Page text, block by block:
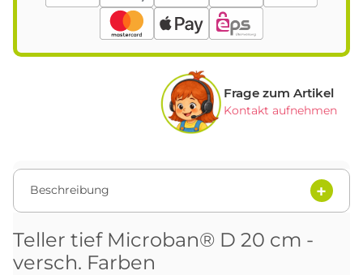
Frage zum Artikel
Kontakt aufnehmen
Beschreibung
Teller tief Microban® D 20 cm -
versch. Farben